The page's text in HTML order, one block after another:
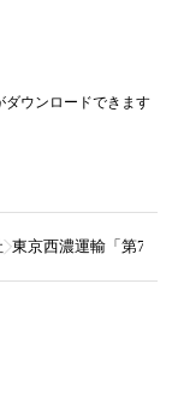
ダウンロードできます
東京西濃運輸「第7回